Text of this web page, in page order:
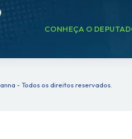
CONHEÇA O
- Todos os direitos reservados.